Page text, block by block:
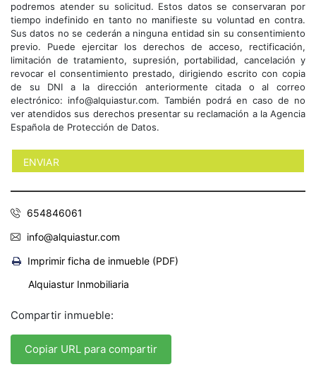
podremos atender su solicitud. Estos datos se conservaran por
tiempo indefinido en tanto no manifieste su voluntad en contra.
Sus datos no se cederán a ninguna entidad sin su consentimiento
previo. Puede ejercitar los derechos de acceso, rectificación,
limitación de tratamiento, supresión, portabilidad, cancelación y
revocar el consentimiento prestado, dirigiendo escrito con copia
de su DNI a la dirección anteriormente citada o al correo
electrónico: info@alquiastur.com. También podrá en caso de no
ver atendidos sus derechos presentar su reclamación a la Agencia
Española de Protección de Datos.
654846061
info@alquiastur.com
Imprimir ficha de inmueble (PDF)
Alquiastur Inmobiliaria
Compartir inmueble:
Copiar URL para compartir